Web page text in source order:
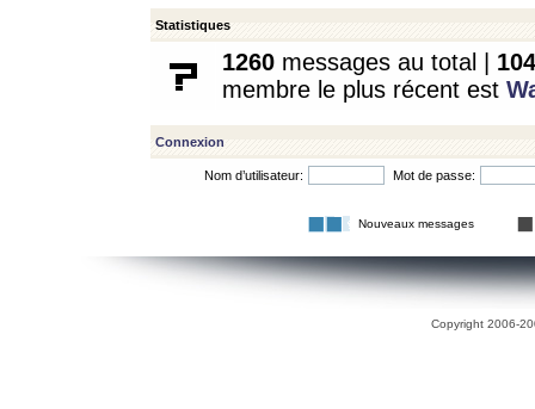
Statistiques
1260 messages au total | 104
membre le plus récent est
Connexion
Nom d’utilisateur: Mot de passe:
Nouveaux messages
Copyright 2006-